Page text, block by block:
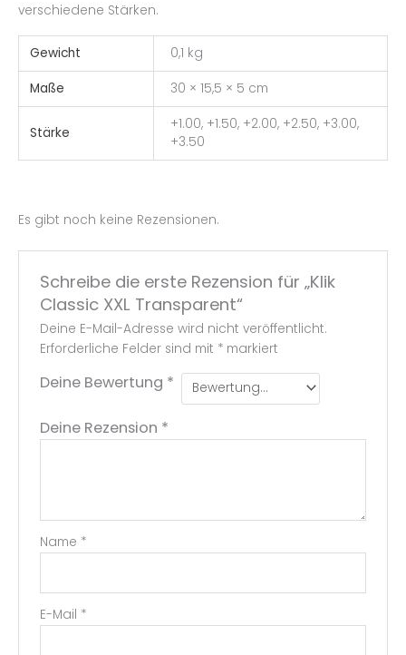
verschiedene Stärken.
Gewicht 0,1 kg
Maße 30 × 15,5 × 5 cm
Stärke
+1.00, +1.50, +2.00, +2.50, +3.00,
+3.50
Es gibt noch keine Rezensionen.
Schreibe die erste Rezension für „Klik
Classic XXL Transparent“
Deine E-Mail-Adresse wird nicht veröffentlicht.
Erforderliche Felder sind mit *markiert
Deine Bewertung *
Deine Rezension *
Name *
E-Mail *